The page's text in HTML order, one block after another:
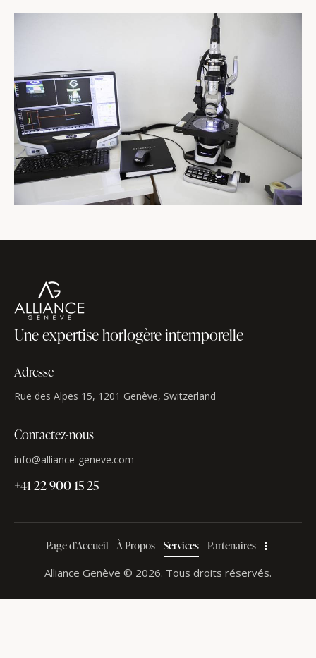
Une expertise horlogère intemporelle
Adresse
Rue des Alpes 15, 1201 Genève, Switzerland
Contactez-nous
info@alliance-geneve.com
+41 22 900 15 25
Page d’Accueil À Propos Services Partenaires
Alliance Genève © 2026. Tous droits réservés.